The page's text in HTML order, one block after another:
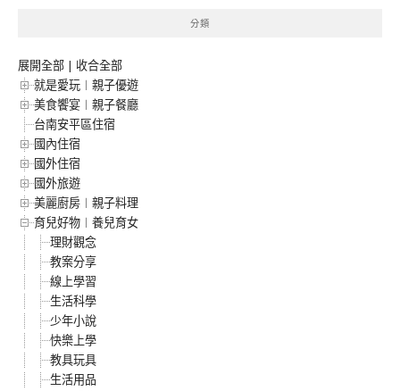
分類
展開全部 | 收合全部
就是愛玩︱親子優遊
美食饗宴︱親子餐廳
台南安平區住宿
國內住宿
國外住宿
國外旅遊
美麗廚房︱親子料理
育兒好物︱養兒育女
理財觀念
教案分享
線上學習
生活科學
少年小說
快樂上學
教具玩具
生活用品